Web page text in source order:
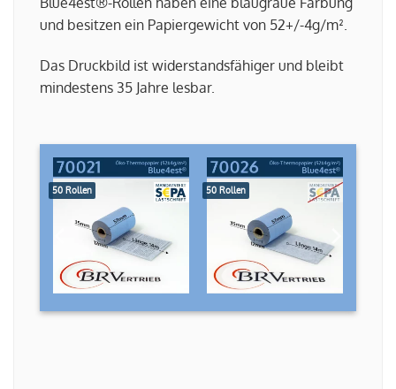
und besitzen ein Papiergewicht von 52+/-4g/m².
Das Druckbild ist widerstandsfähiger und bleibt
mindestens 35 Jahre lesbar.
50 Rollen 50 Rollen